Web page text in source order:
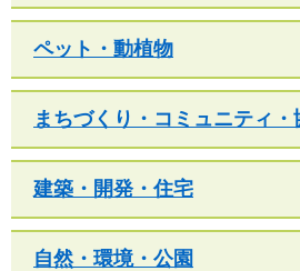
ペット・動植物
まちづくり・コミュニティ・
建築・開発・住宅
自然・環境・公園